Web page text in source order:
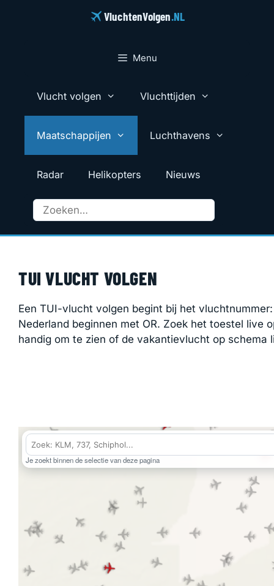
VluchtenVolgen.NL
Menu
Vlucht volgen Vluchttijden
Maatschappijen Luchthavens
Radar Helikopters Nieuws
TUI VLUCHT VOLGEN
Een TUI-vlucht volgen begint bij het
Nederland beginnen met OR. Zoek het toestel live
handig om te zien of de vakantievlucht op schema
Je zoekt binnen de selectie van deze pagina